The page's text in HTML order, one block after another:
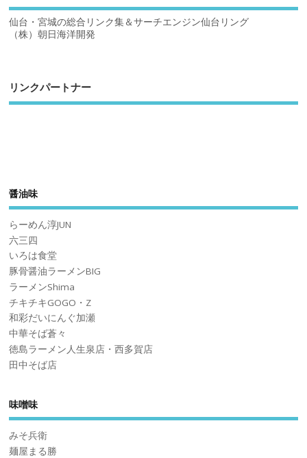
仙台・宮城の総合リンク集＆サーチエンジン仙台リング
（株）朝日海洋開発
リンクパートナー
醤油味
らーめん淳JUN
六三四
いろは食堂
豚骨醤油ラーメンBIG
ラーメンShima
チキチキGOGO・Z
和彩だいにんぐ加瀬
中華そば蒼々
徳島ラーメン人生泉店・西多賀店
田中そば店
味噌味
みそ兵衛
麺屋まる勝